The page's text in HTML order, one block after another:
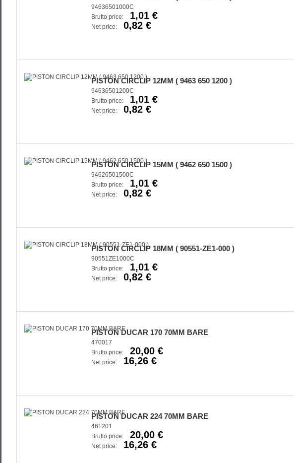
94636501000C
Brutto price:
1,01 €
Net price: 0,82 €
PISTON CIRCLIP 12MM ( 9463 650 1200 )
94636501200C
Brutto price:
1,01 €
Net price: 0,82 €
PISTON CIRCLIP 15MM ( 9462 650 1500 )
94626501500C
Brutto price:
1,01 €
Net price: 0,82 €
PISTON CIRCLIP 18MM ( 90551-ZE1-000 )
90551ZE1000C
Brutto price:
1,01 €
Net price: 0,82 €
PISTON DUCAR 170 70MM BARE
470017
Brutto price:
20,00 €
Net price: 16,26 €
PISTON DUCAR 224 70MM BARE
461201
Brutto price:
20,00 €
Net price: 16,26 €